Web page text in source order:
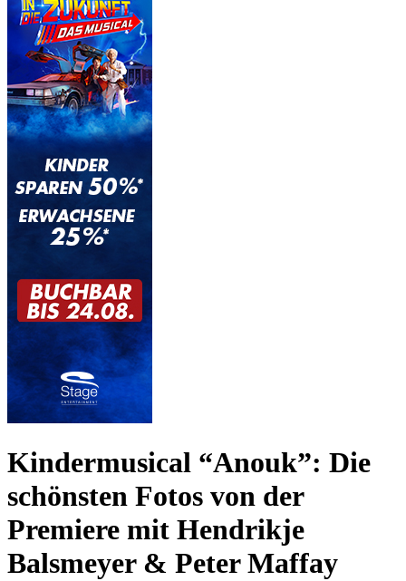
Kindermusical “Anouk”: Die
schönsten Fotos von der
Premiere mit Hendrikje
Balsmeyer & Peter Maffay